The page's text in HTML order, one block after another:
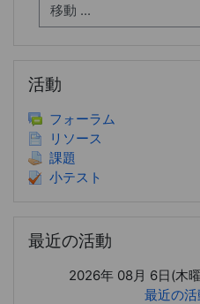
活動
フォーラム
リソース
課題
小テスト
最近の活動
2026年 08月 6日(木
最近の